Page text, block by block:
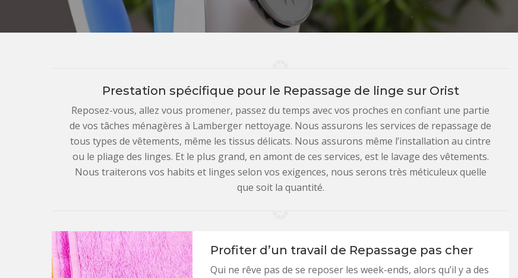
Prestation spécifique pour le Repassage de linge sur Orist
Reposez-vous, allez vous promener, passez du temps avec vos proches en confiant une partie
de vos tâches ménagères à Lamberger nettoyage. Nous assurons les services de repassage de
tous types de vêtements, même les tissus délicats. Nous assurons même l’installation au cintre
ou le pliage des linges. Et le plus grand, en amont de ces services, est le lavage des vêtements.
Nous traiterons vos habits et linges selon vos exigences, nous serons très méticuleux quelle
que soit la quantité.
Profiter d’un travail de Repassage pas cher
Qui ne rêve pas de se reposer les week-ends, alors qu’il y a des